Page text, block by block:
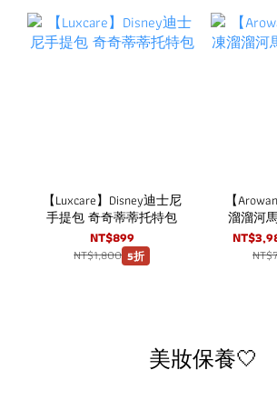
【Luxcare】Disney迪士尼
手提包 奇奇蒂蒂托特包
NT$899
NT$1,800 5折
【
溜溜河
美妝保養🤍